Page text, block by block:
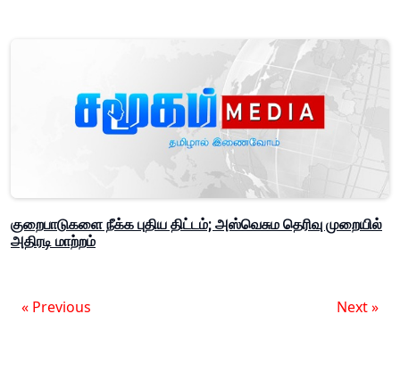
குறைபாடுகளை நீக்க புதிய திட்டம்; அஸ்வெசும தெரிவு முறையில்
அதிரடி மாற்றம்
« Previous Next »